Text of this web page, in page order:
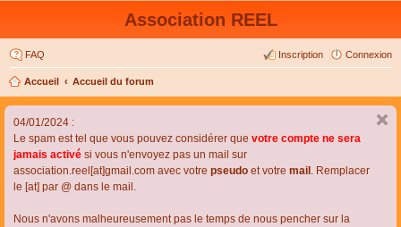
Association REEL
FAQ Connexion
Inscription
Accueil Accueil du forum
04/01/2024 :
Le spam est tel que vous pouvez considérer que votre compte ne sera
jamais activé si vous n'envoyez pas un mail sur
association.reel[at]gmail.com avec votre pseudo et votre mail . Remplacer
le [at] par @ dans le mail.
Nous n'avons malheureusement pas le temps de nous pencher sur la